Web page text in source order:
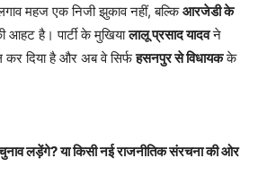
महज एक निजी झुकाव नहीं, बल्किआरजेडी के
आहट है। पार्टी के मुखियालालू प्रसाद यादवने
कर दिया है और अब वे सिर्फहसनपुर से विधायकके
लड़ेंगे? या किसी नई राजनीतिक संरचना की ओर